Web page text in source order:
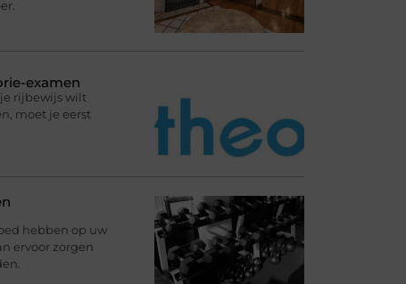
examen
rijbewijs wilt
moet je eerst
hebben op uw
ervoor zorgen